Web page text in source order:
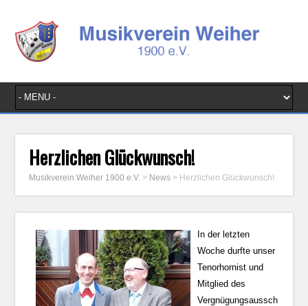
Herzlichen Glückwunsch!
Musikverein Weiher 1900 e.V. > News > Herzlichen Glückwunsch!
In der letzten
Woche durfte unser
Tenorhornist und
Mitglied des
Vergnügungsaussch